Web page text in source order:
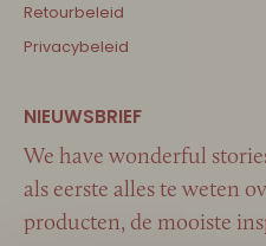
Retourbeleid
Privacybeleid
We have wonderful
als eerste alles te weten
producten, de mooiste